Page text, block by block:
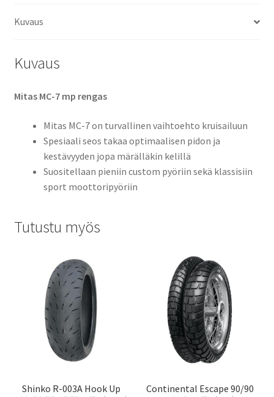
Kuvaus
Kuvaus
Mitas MC-7 mp rengas
Mitas MC-7 on turvallinen vaihtoehto kruisailuun
Spesiaali seos takaa optimaalisen pidon ja
kestävyyden jopa märälläkin kelillä
Suositellaan pieniin custom pyöriin sekä klassisiin
sport moottoripyöriin
Tutustu myös
Shinko R-003A Hook Up
Continental Escape 90/90